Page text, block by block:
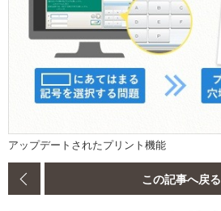
アップデートされたプリント機能
この記事へ戻る